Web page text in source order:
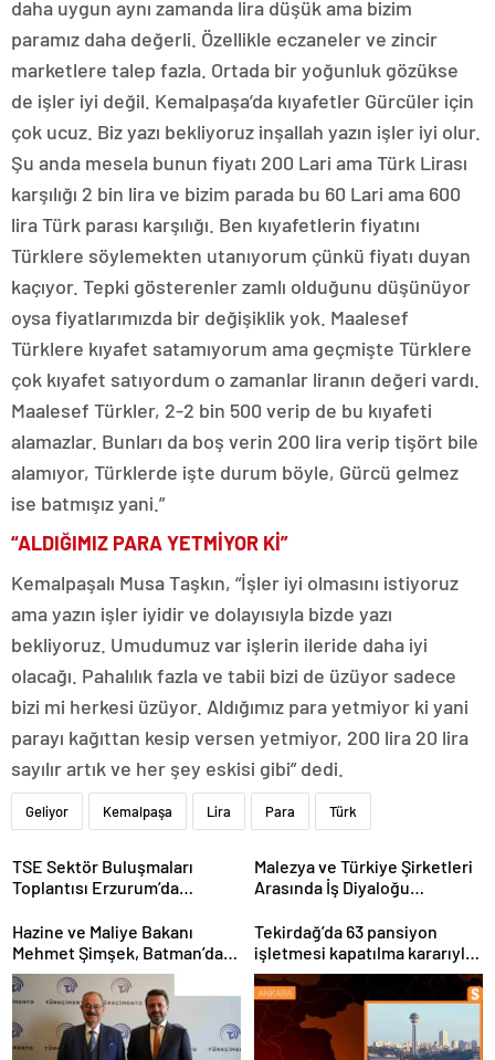
daha uygun aynı zamanda lira düşük ama bizim
paramız daha değerli. Özellikle eczaneler ve zincir
marketlere talep fazla. Ortada bir yoğunluk gözükse
de işler iyi değil. Kemalpaşa’da kıyafetler Gürcüler için
çok ucuz. Biz yazı bekliyoruz inşallah yazın işler iyi olur.
Şu anda mesela bunun fiyatı 200 Lari ama Türk Lirası
karşılığı 2 bin lira ve bizim parada bu 60 Lari ama 600
lira Türk parası karşılığı. Ben kıyafetlerin fiyatını
Türklere söylemekten utanıyorum çünkü fiyatı duyan
kaçıyor. Tepki gösterenler zamlı olduğunu düşünüyor
oysa fiyatlarımızda bir değişiklik yok. Maalesef
Türklere kıyafet satamıyorum ama geçmişte Türklere
çok kıyafet satıyordum o zamanlar liranın değeri vardı.
Maalesef Türkler, 2-2 bin 500 verip de bu kıyafeti
alamazlar. Bunları da boş verin 200 lira verip tişört bile
alamıyor, Türklerde işte durum böyle, Gürcü gelmez
ise batmışız yani.”
“ALDIĞIMIZ PARA YETMİYOR Kİ”
Kemalpaşalı Musa Taşkın, “İşler iyi olmasını istiyoruz
ama yazın işler iyidir ve dolayısıyla bizde yazı
bekliyoruz. Umudumuz var işlerin ileride daha iyi
olacağı. Pahalılık fazla ve tabii bizi de üzüyor sadece
bizi mi herkesi üzüyor. Aldığımız para yetmiyor ki yani
parayı kağıttan kesip versen yetmiyor, 200 lira 20 lira
sayılır artık ve her şey eskisi gibi” dedi.
Geliyor Kemalpaşa Lira Para Türk
TSE Sektör Buluşmaları
Toplantısı Erzurum’da
Malezya ve Türkiye Şirketleri
Arasında İş Diyaloğu
Hazine ve Maliye Bakanı
Mehmet Şimşek, Batman’da
medikal malzeme üretimi
yapacak bir fabrikanın
açılışını gerçekleştirdi
Tekirdağ’da 63 pansiyon
işletmesi kapatılma kararıyla
karşı karşıya